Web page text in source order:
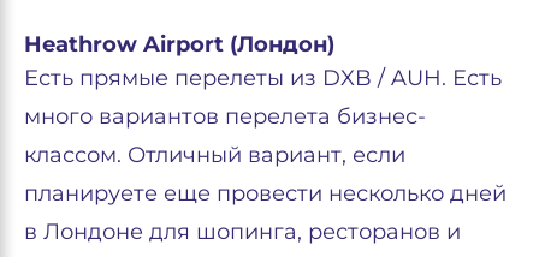
Heathrow Airport (Лондон)
Есть прямые перелеты из DXB / AUH. Есть
много вариантов перелета бизнес-
классом. Отличный вариант, если
планируете еще провести несколько дней
в Лондоне для шопинга, ресторанов и